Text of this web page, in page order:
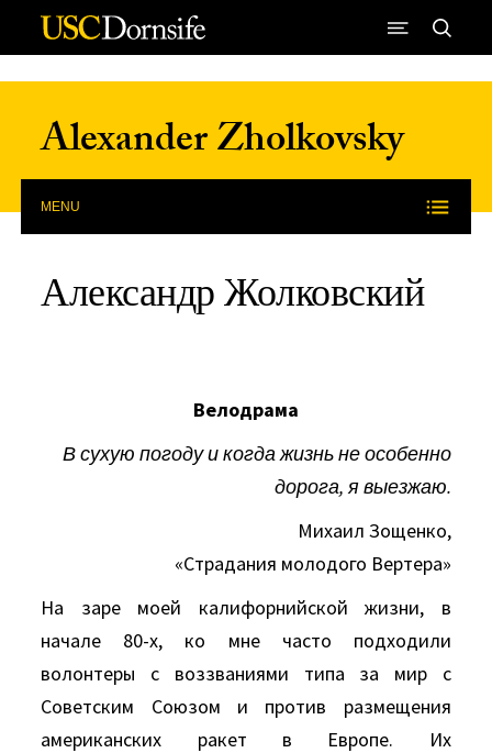
Skip to Content
Alexander Zholkovsky
MENU
Александр Жолковский
Велодрама
В сухую погоду и когда жизнь не особенно
дорога, я выезжаю.
Михаил Зощенко,
«Страдания молодого Вертера»
На заре моей калифорнийской жизни, в
начале 80-х, ко мне часто подходили
волонтеры с воззваниями типа за мир с
Советским Союзом и против размещения
американских ракет в Европе. Их